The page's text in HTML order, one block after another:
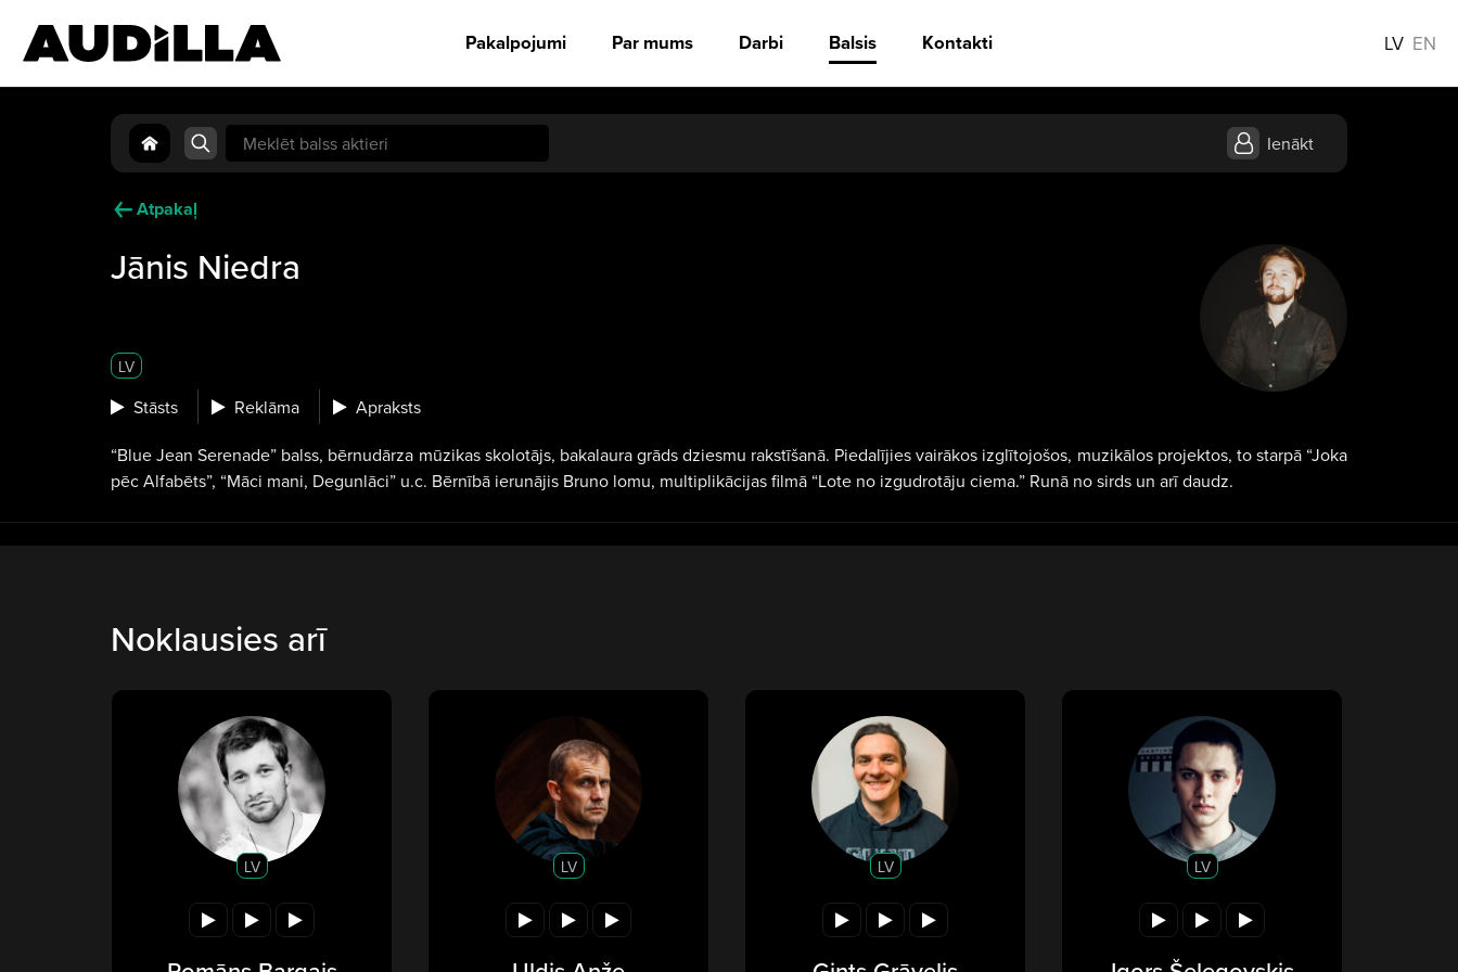
Pakalpojumi Par mums Darbi Balsis Kontakti LV EN
Search
for:
Ienākt
Atpakaļ
Jānis Niedra
LV
Stāsts Reklāma Apraksts
“Blue Jean Serenade” balss, bērnudārza mūzikas skolotājs, bakalaura grāds dziesmu rakstīšanā. Piedalījies vairākos izglītojošos, muzikālos projektos, to starpā “Joka
pēc Alfabēts”, “Māci mani, Degunlāci” u.c. Bērnībā ierunājis Bruno lomu, multiplikācijas filmā “Lote no izgudrotāju ciema.” Runā no sirds un arī daudz.
Noklausies arī
LV LV LV LV